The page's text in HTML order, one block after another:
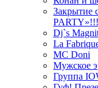
Закрытие
PARTY»!!!
Dj`s
La
MC Doni
Мужское
Группа